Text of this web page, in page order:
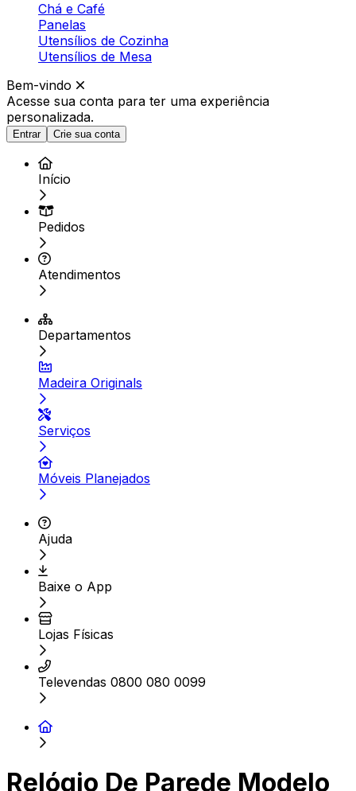
Chá e Café
Panelas
Utensílios de Cozinha
Utensílios de Mesa
Bem-vindo
Acesse sua conta para ter uma experiência
personalizada.
Entrar Crie sua conta
Início
Pedidos
Atendimentos
Departamentos
Madeira Originals
Serviços
Móveis Planejados
Ajuda
Baixe o App
Lojas Físicas
Televendas 0800 080 0099
Relógio De Parede Modelo